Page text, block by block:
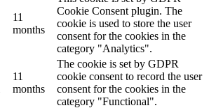
11
months
Cookie Consent plugin. The
cookie is used to store the user
consent for the cookies in the
category "Analytics".
11
months
The cookie is set by GDPR
cookie consent to record the user
consent for the cookies in the
category "Functional".